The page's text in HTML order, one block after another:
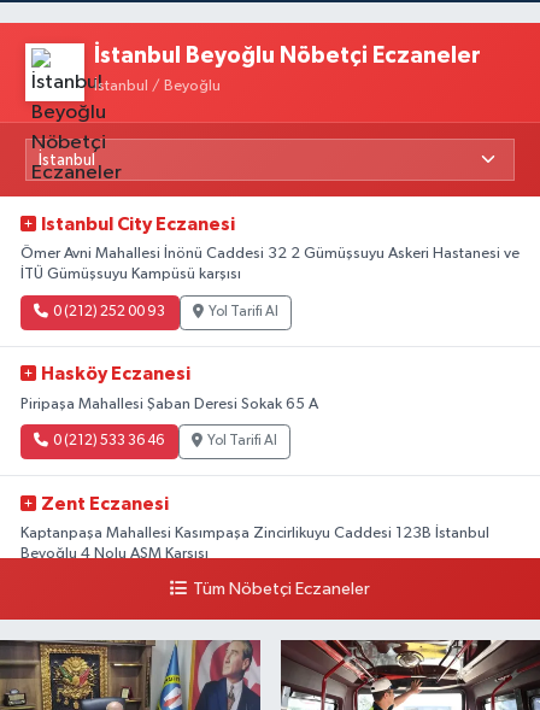
İstanbul Beyoğlu Nöbetçi Eczaneler
İstanbul / Beyoğlu
Istanbul City Eczanesi
Ömer Avni Mahallesi İnönü Caddesi 32 2 Gümüşsuyu Askeri Hastanesi ve
İTÜ Gümüşsuyu Kampüsü karşısı
0 (212) 252 00 93 Yol Tarifi Al
Hasköy Eczanesi
Piripaşa Mahallesi Şaban Deresi Sokak 65 A
0 (212) 533 36 46 Yol Tarifi Al
Zent Eczanesi
Kaptanpaşa Mahallesi Kasımpaşa Zincirlikuyu Caddesi 123B İstanbul
Beyoğlu 4 Nolu ASM Karşısı
Yol Tarifi Al
Tüm Nöbetçi Eczaneler